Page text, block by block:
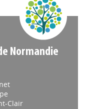
Normandie
Clair